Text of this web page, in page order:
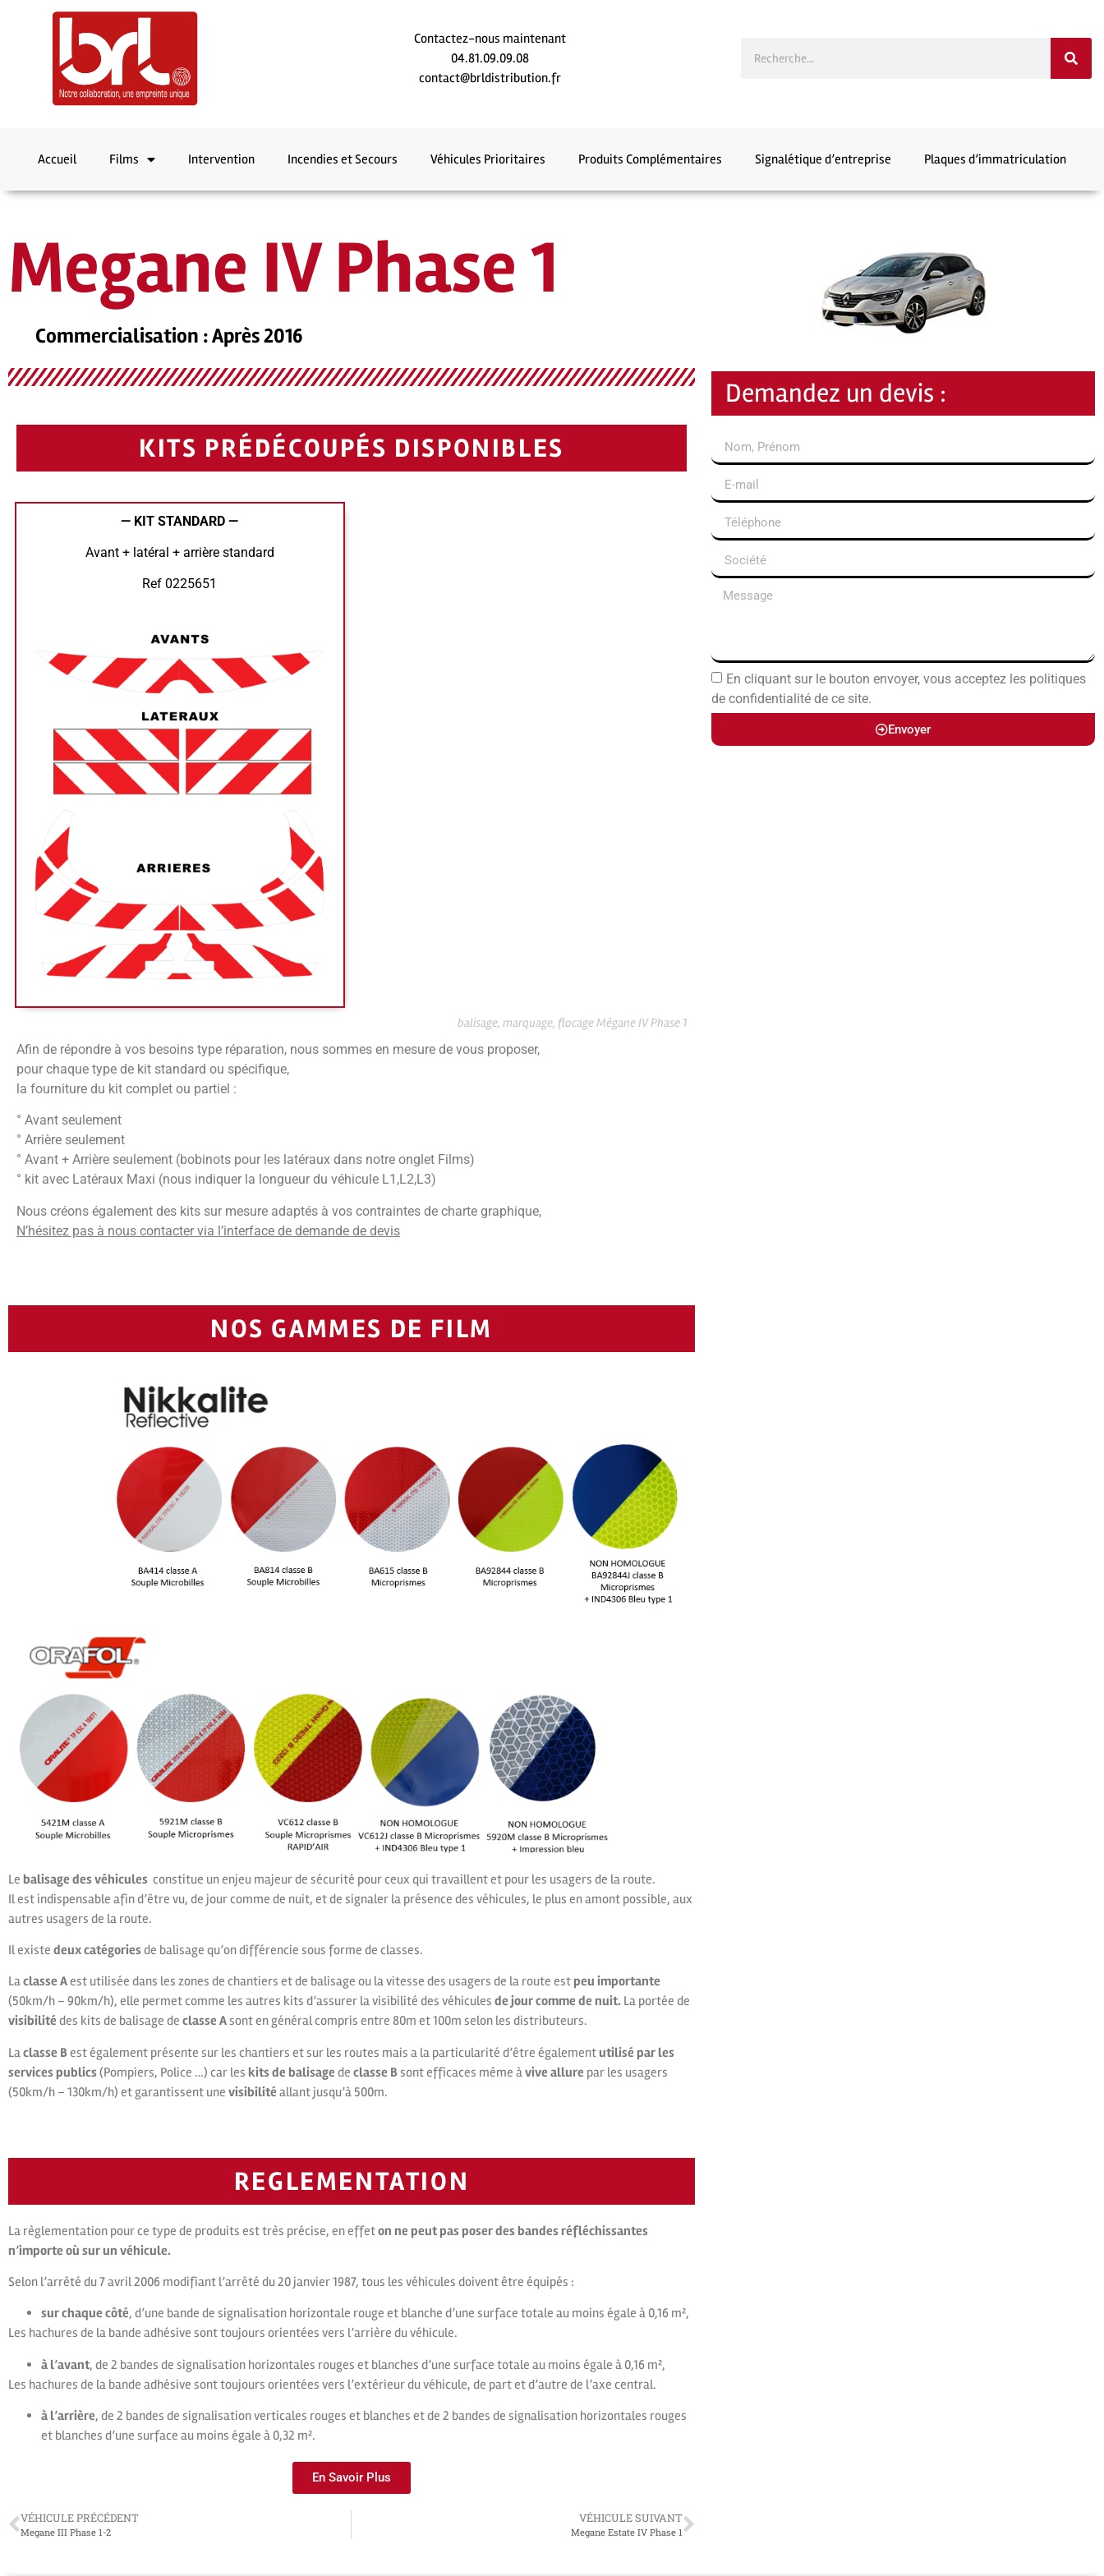
Contactez-nous maintenant
04.81.09.09.08
contact@brldistribution.fr
Accueil Films Intervention Incendies et Secours Véhicules Prioritaires Produits Complémentaires Signalétique d’entreprise Plaques d’immatriculation
Megane IV Phase 1
Commercialisation : Après 2016
KITS PRÉDÉCOUPÉS DISPONIBLES
— KIT STANDARD —
Avant + latéral + arrière standard
Ref 0225651
balisage, marquage, flocage Mégane IV Phase 1
Afin de répondre à vos besoins type réparation, nous sommes en mesure de vous proposer,
pour chaque type de kit standard ou spécifique,
la fourniture du kit complet ou partiel :
° Avant seulement
° Arrière seulement
° Avant + Arrière seulement (bobinots pour les latéraux dans notre onglet Films)
° kit avec Latéraux Maxi (nous indiquer la longueur du véhicule L1,L2,L3)
Nous créons également des kits sur mesure adaptés à vos contraintes de charte graphique,
N’hésitez pas à nous contacter via l’interface de demande de devis
NOS GAMMES DE FILM
Le balisage des véhicules constitue un enjeu majeur de sécurité pour ceux qui travaillent et pour les usagers de la route.
Il est indispensable afin d’être vu, de jour comme de nuit, et de signaler la présence des véhicules, le plus en amont possible, aux
autres usagers de la route.
Il existe deux catégoriesde balisage qu’on différencie sous forme de classes.
Laclasse Aest utilisée dans les zones de chantiers et de balisage ou la vitesse des usagers de la route est peu importante
(50km/h – 90km/h), elle permet comme les autres kits d’assurer la visibilité des véhicules de jour comme de nuit. La portée de
visibilité des kits de balisage de classe Asont en général compris entre 80m et 100m selon les distributeurs.
Laclasse Best également présente sur les chantiers et sur les routes mais a la particularité d’être égalementutilisé par les
services publics(Pompiers, Police …) car les kits de balisage de classe Bsont efficaces même àvive allure par les usagers
(50km/h – 130km/h) et garantissent une visibilité allant jusqu’à 500m.
REGLEMENTATION
La règlementation pour ce type de produits est très précise, en effeton ne peut pas poser des bandes réfléchissantes
n’importe où sur un véhicule.
Selon l’arrêté du 7 avril 2006 modifiant l’arrêté du 20 janvier 1987, tous les véhicules doivent être équipés :
sur chaque côté, d’une bande de signalisation horizontale rouge et blanche d’une surface totale au moins égale à 0,16 m²,
Les hachures de la bande adhésive sont toujours orientées vers l’arrière du véhicule.
à l’avant, de 2 bandes de signalisation horizontales rouges et blanches d’une surface totale au moins égale à 0,16 m²,
Les hachures de la bande adhésive sont toujours orientées vers l’extérieur du véhicule, de part et d’autre de l’axe central.
à l’arrière, de 2 bandes de signalisation verticales rouges et blanches et de 2 bandes de signalisation horizontales rouges
et blanches d’une surface au moins égale à 0,32 m².
En Savoir Plus
VÉHICULE PRÉCÉDENT
Megane III Phase 1-2
VÉHICULE SUIVANT
Megane Estate IV Phase 1
Demandez un devis :
En cliquant sur le bouton envoyer, vous acceptez les politiques
de confidentialité de ce site.
Envoyer